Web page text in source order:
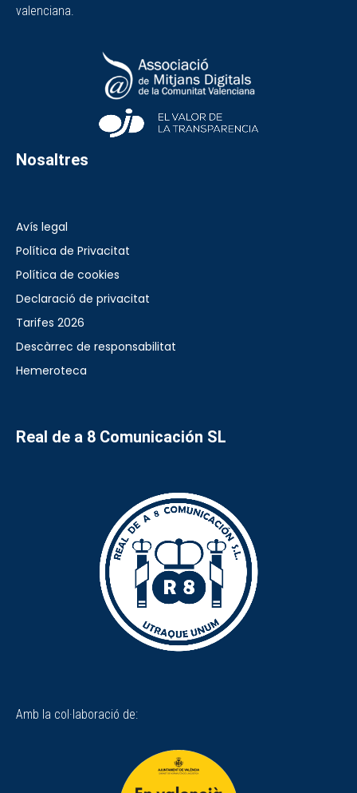
valenciana.
Nosaltres
Avís legal
Política de Privacitat
Política de cookies
Declaració de privacitat
Tarifes 2026
Descàrrec de responsabilitat
Hemeroteca
Real de a 8 Comunicación SL
Amb la col·laboració de: